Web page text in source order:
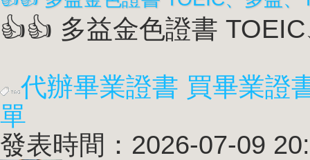
👍👍 多益金色證書
代辦畢業證書 買畢業證
單
發表時間：2026-07-09